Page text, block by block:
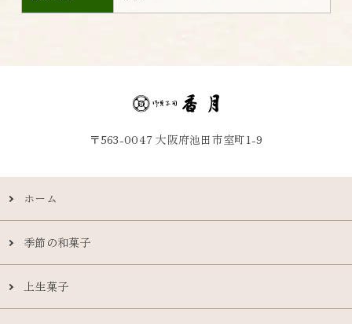
〒563-0047 大阪府池田市室町1-9
ホーム
季節の和菓子
上生菓子